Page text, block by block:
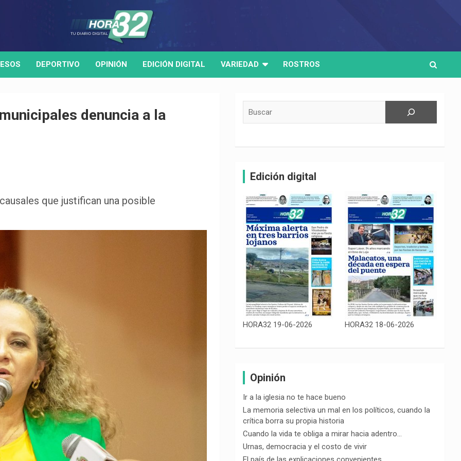
DEPORTIVO OPINIÓN EDICIÓN DIGITAL VARIEDAD ROSTROS
denuncia a la
que justifican una posible
Edición digital
HORA32 19-06-2026 HORA32 18-06-2026
Opinión
Ir a la iglesia no te hace bueno
La memoria selectiva un mal en los políticos, cuando la
crítica borra su propia historia
Cuando la vida te obliga a mirar hacia adentro…
Urnas, democracia y el costo de vivir